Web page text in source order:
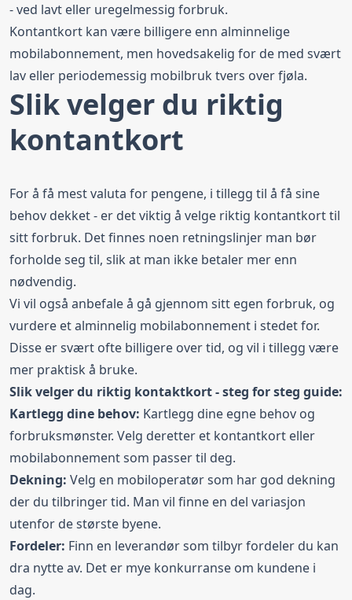
- ved lavt eller uregelmessig forbruk.
Kontantkort kan være billigere enn alminnelige
mobilabonnement, men hovedsakelig for de med svært
lav eller periodemessig mobilbruk tvers over fjøla.
Slik velger du riktig
kontantkort
For å få mest valuta for pengene, i tillegg til å få sine
behov dekket - er det viktig å velge riktig kontantkort til
sitt forbruk. Det finnes noen retningslinjer man bør
forholde seg til, slik at man ikke betaler mer enn
nødvendig.
Vi vil også anbefale å gå gjennom sitt egen forbruk, og
vurdere et alminnelig mobilabonnement i stedet for.
Disse er svært ofte billigere over tid, og vil i tillegg være
mer praktisk å bruke.
Slik velger du riktig kontaktkort - steg for steg guide:
Kartlegg dine behov: Kartlegg dine egne behov og
forbruksmønster. Velg deretter et kontantkort eller
mobilabonnement som passer til deg.
Dekning: Velg en mobiloperatør som har god dekning
der du tilbringer tid. Man vil finne en del variasjon
utenfor de største byene.
Fordeler: Finn en leverandør som tilbyr fordeler du kan
dra nytte av. Det er mye konkurranse om kundene i
dag.